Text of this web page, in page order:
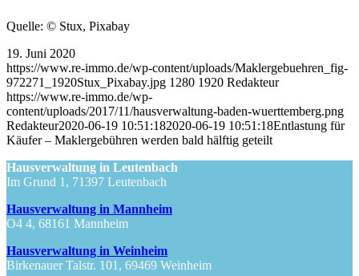
Quelle: © Stux, Pixabay
19. Juni 2020
https://www.re-immo.de/wp-content/uploads/Maklergebuehren_fig-
972271_1920Stux_Pixabay.jpg 1280 1920 Redakteur
https://www.re-immo.de/wp-
content/uploads/2017/11/hausverwaltung-baden-wuerttemberg.png
Redakteur2020-06-19 10:51:182020-06-19 10:51:18Entlastung für
Käufer – Maklergebühren werden bald hälftig geteilt
Hausverwaltung in Leutenbach
Im Grund 1, 71397 Leutenbach
Hausverwaltung in Mannheim
O4 4, 68161 Mannheim
Hausverwaltung in Weinheim
Birkenauer Talstr. 101, 69469 Weinheim